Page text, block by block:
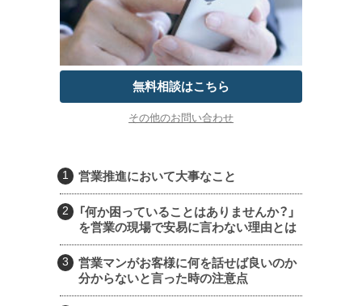
無料相談はこちら
その他のお問い合わせ
営業推進において大事なこと
「何か困っていることはありませんか？」
を営業の現場で安易に言わない理由とは
営業マンがお客様に何を話せば良いのか
分からないと言った時の注意点